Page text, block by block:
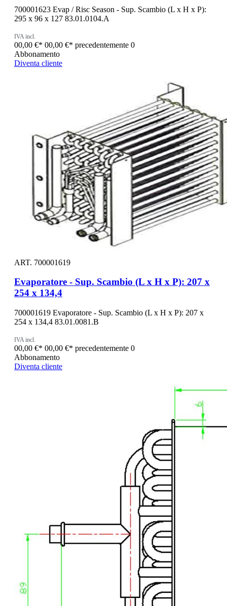
700001623 Evap / Risc Season - Sup. Scambio (L x H x P):
295 x 96 x 127 83.01.0104.A
IVA incl.
00,00 €* 00,00 €* precedentemente 0
Abbonamento
Diventa cliente
ART. 700001619
Evaporatore - Sup. Scambio (L x H x P): 207 x
254 x 134,4
700001619 Evaporatore - Sup. Scambio (L x H x P): 207 x
254 x 134,4 83.01.0081.B
IVA incl.
00,00 €* 00,00 €* precedentemente 0
Abbonamento
Diventa cliente